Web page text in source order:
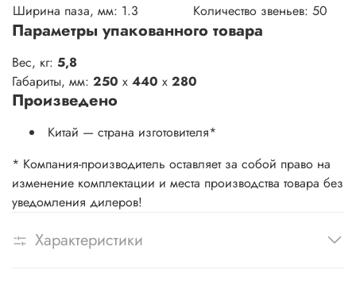
Ширина паза, мм: 1.3 Количество звеньев: 50
Параметры упакованного товара
Вес, кг: 5,8
Габариты, мм: 250 x 440 x 280
Произведено
Китай — страна изготовителя*
* Компания-производитель оставляет за собой право на
изменение комплектации и места производства товара без
уведомления дилеров!
Характеристики